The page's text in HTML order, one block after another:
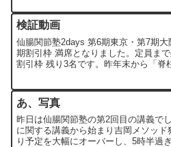
検証動画
仙腸関節塾2days 第6期東京・第7期
期割引枠 満席となりました。定員ま
割引枠 残り3名です。昨年末から「脊
あ、写真
昨日は仙腸関節塾の第2回目の講義で
に関する講義から始まり吉岡メソッ
り予定を大幅にオーバーし、5時半過